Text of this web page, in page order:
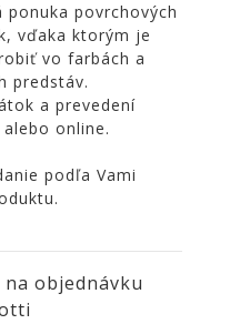
povrchových
vďaka ktorým je
vo farbách a
predstáv.
a prevedení
online.
podľa Vami
objednávku